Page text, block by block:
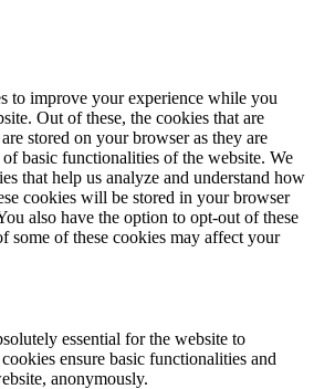
to improve your experience while you
Out of these, the cookies that are
stored on your browser as they are
basic functionalities of the website. We
that help us analyze and understand how
cookies will be stored in your browser
also have the option to opt-out of these
some of these cookies may affect your
essential for the website to
ensure basic functionalities and
anonymously.